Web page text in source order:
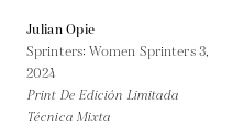
Julian Opie
Sprinters: Women Sprinters 3,
2024
Print De Edición Limitada
Técnica Mixta